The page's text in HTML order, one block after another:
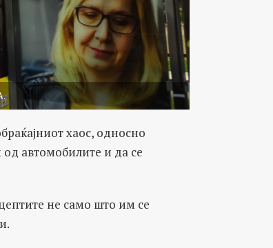
хаос, односно
од автомобилите и да се
не само што им се